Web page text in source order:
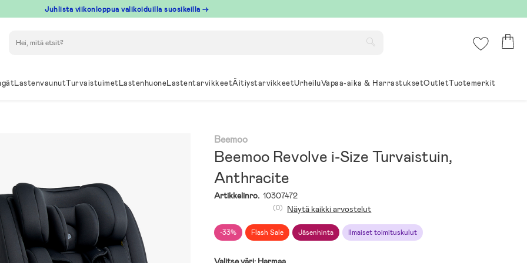
Juhlista viikonloppua valikoiduilla suosikeilla →
LastenvaunutTurvaistuimetLastenhuoneLastentarvikkeetÄitiystarvikkeetUrheiluVapaa-aika & HarrastuksetOutletTuotemerkit
Beemoo
Beemoo Revolve i-Size Turvaistuin,
Anthracite
Artikkelinro. 10307472
-33% Flash Sale Jäsenhinta Ilmaiset toimituskulut
(0) Näytä kaikki arvostelut